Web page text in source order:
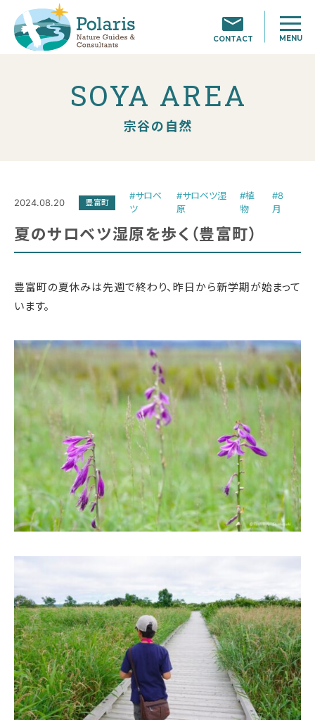
CONTACT MENU
SOYA AREA
宗谷の自然
2024.08.20 豊富町
#サロベ
ツ
#サロベツ湿
原
#植
物
#8
月
夏のサロベツ湿原を歩く（豊富町）
豊富町の夏休みは先週で終わり、昨日から新学期が始まって
います。